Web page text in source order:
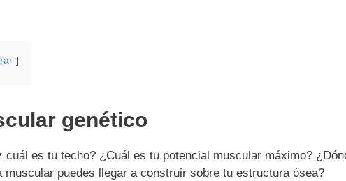
genético
cuál es tu techo? ¿Cuál es tu potencial muscular máximo?
muscular puedes llegar a construir sobre tu estructura ósea?